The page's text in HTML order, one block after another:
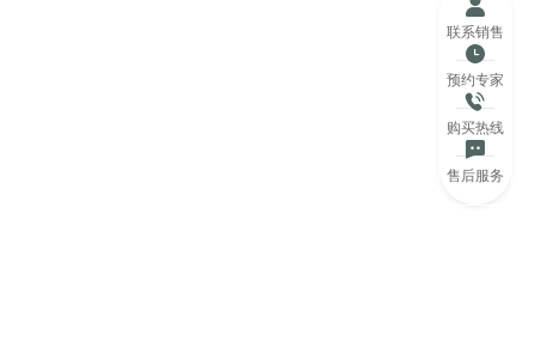
联系销售
预约专家
购买热线
售后服务